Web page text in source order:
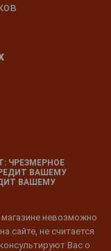
ЧРЕЗМЕРНОЕ
ВАШЕМУ
ВАШЕМУ
невозможно
сайте, не считается
Вас о